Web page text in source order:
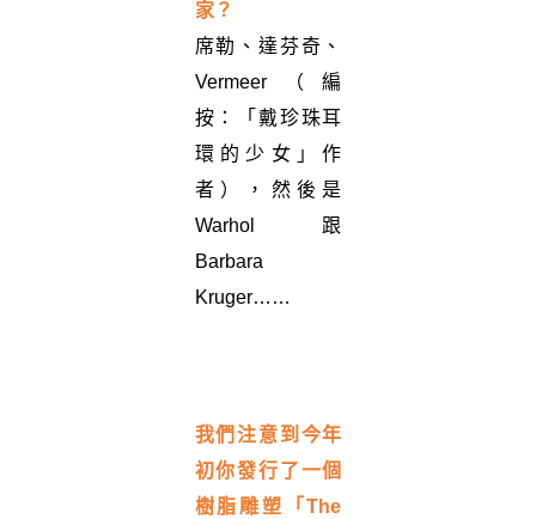
家？
席勒、達芬奇、
Vermeer（編
按：「戴珍珠耳
環的少女」作
者），然後是
Warhol跟
Barbara
Kruger……
我們注意到今年
初你發行了一個
樹脂雕塑「The